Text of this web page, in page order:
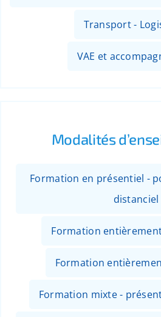
Transport -
VAE et
Modalités
Formation en présentiel -
distanciel
Formation
Formation
Formation mixte -